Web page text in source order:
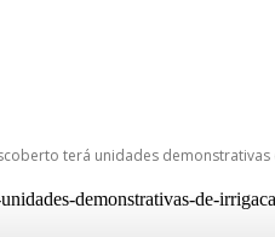
terá unidades demonstrativas